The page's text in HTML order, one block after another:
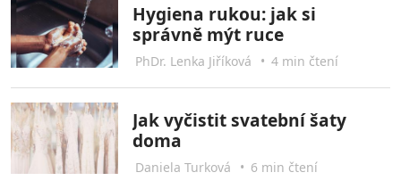
Hygiena rukou: jak si
správně mýt ruce
PhDr. Lenka Jiříková • 4 min čtení
Jak vyčistit svatební šaty
doma
Daniela Turková • 6 min čtení